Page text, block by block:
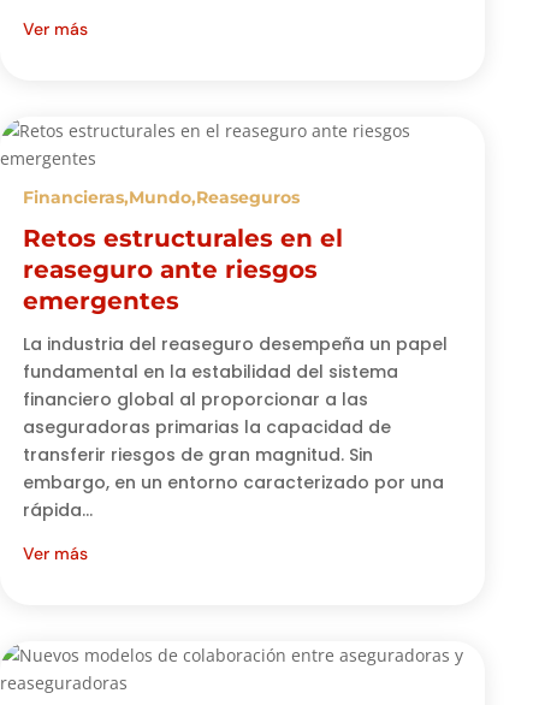
Ver más
Financieras,Mundo,Reaseguros
Retos estructurales en el
reaseguro ante riesgos
emergentes
La industria del reaseguro desempeña un papel
fundamental en la estabilidad del sistema
financiero global al proporcionar a las
aseguradoras primarias la capacidad de
transferir riesgos de gran magnitud. Sin
embargo, en un entorno caracterizado por una
rápida...
Ver más